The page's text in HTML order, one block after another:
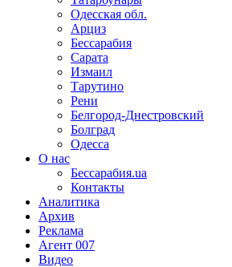
Одесская обл.
Арциз
Бессарабия
Сарата
Измаил
Тарутино
Рени
Белгород-Днестровский
Болград
Одесса
О нас
Бессарабия.ua
Контакты
Аналитика
Архив
Реклама
Агент 007
Видео